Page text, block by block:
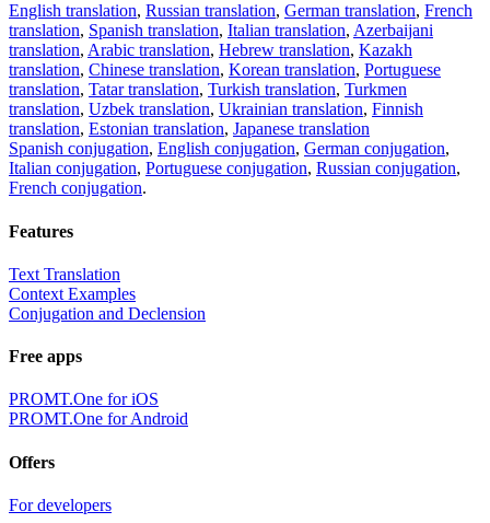
English translation, Russian translation, German translation, French
translation, Spanish translation, Italian translation, Azerbaijani
translation, Arabic translation, Hebrew translation, Kazakh
translation, Chinese translation, Korean translation, Portuguese
translation, Tatar translation, Turkish translation, Turkmen
translation, Uzbek translation, Ukrainian translation, Finnish
translation, Estonian translation, Japanese translation
Spanish conjugation, English conjugation, German conjugation,
Italian conjugation, Portuguese conjugation, Russian conjugation,
French conjugation.
Features
Text Translation
Context Examples
Conjugation and Declension
Free apps
PROMT.One for iOS
PROMT.One for Android
Offers
For developers